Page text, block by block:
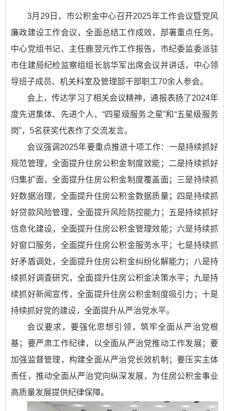
3月29日，市公积金中心召开2025年工作会议暨党风
廉政建设工作会议，全面总结工作成效，部署重点任务。
中心党组书记、主任鹿翌元作工作报告，市纪委监委派驻
市住建局纪检监察组组长翁华军出席会议并讲话，中心领
导班子成员、机关科室及管理部干部职工70余人参会。
会上，传达学习了相关会议精神，通报表扬了2024年
度先进集体、先进个人、“四星级服务之星”和“五星级服务
岗”，5名获奖代表作了交流发言。
会议强调2025年要重点推进十项工作：一是持续抓好
规范管理，全面提升住房公积金制度效能；二是持续抓好
归集扩面，全面提升住房公积金制度覆盖面；三是持续抓
好数据治理，全面提升住房公积金数据质量；四是持续抓
好贷款风险管理，全面提升风险防控能力；五是持续抓好
信息化建设，全面提升住房公积金管理效能；六是持续抓
好窗口服务，全面提升住房公积金服务水平；七是持续抓
好矛盾调处，全面提升住房公积金纠纷化解能力；八是持
续抓好调查研究，全面提升住房公积金决策水平；九是持
续抓好新闻宣传，全面提升住房公积金制度吸引力；十是
持续抓好党的建设，全面提升从严治党水平。
会议要求，要强化思想引领，筑牢全面从严治党根
基；要严肃工作纪律，以全面从严治党推动工作发展；要
加强监督管理，构建全面从严治党长效机制；要压实主体
责任，推动全面从严治党向纵深发展，为住房公积金事业
高质量发展提供纪律保障。